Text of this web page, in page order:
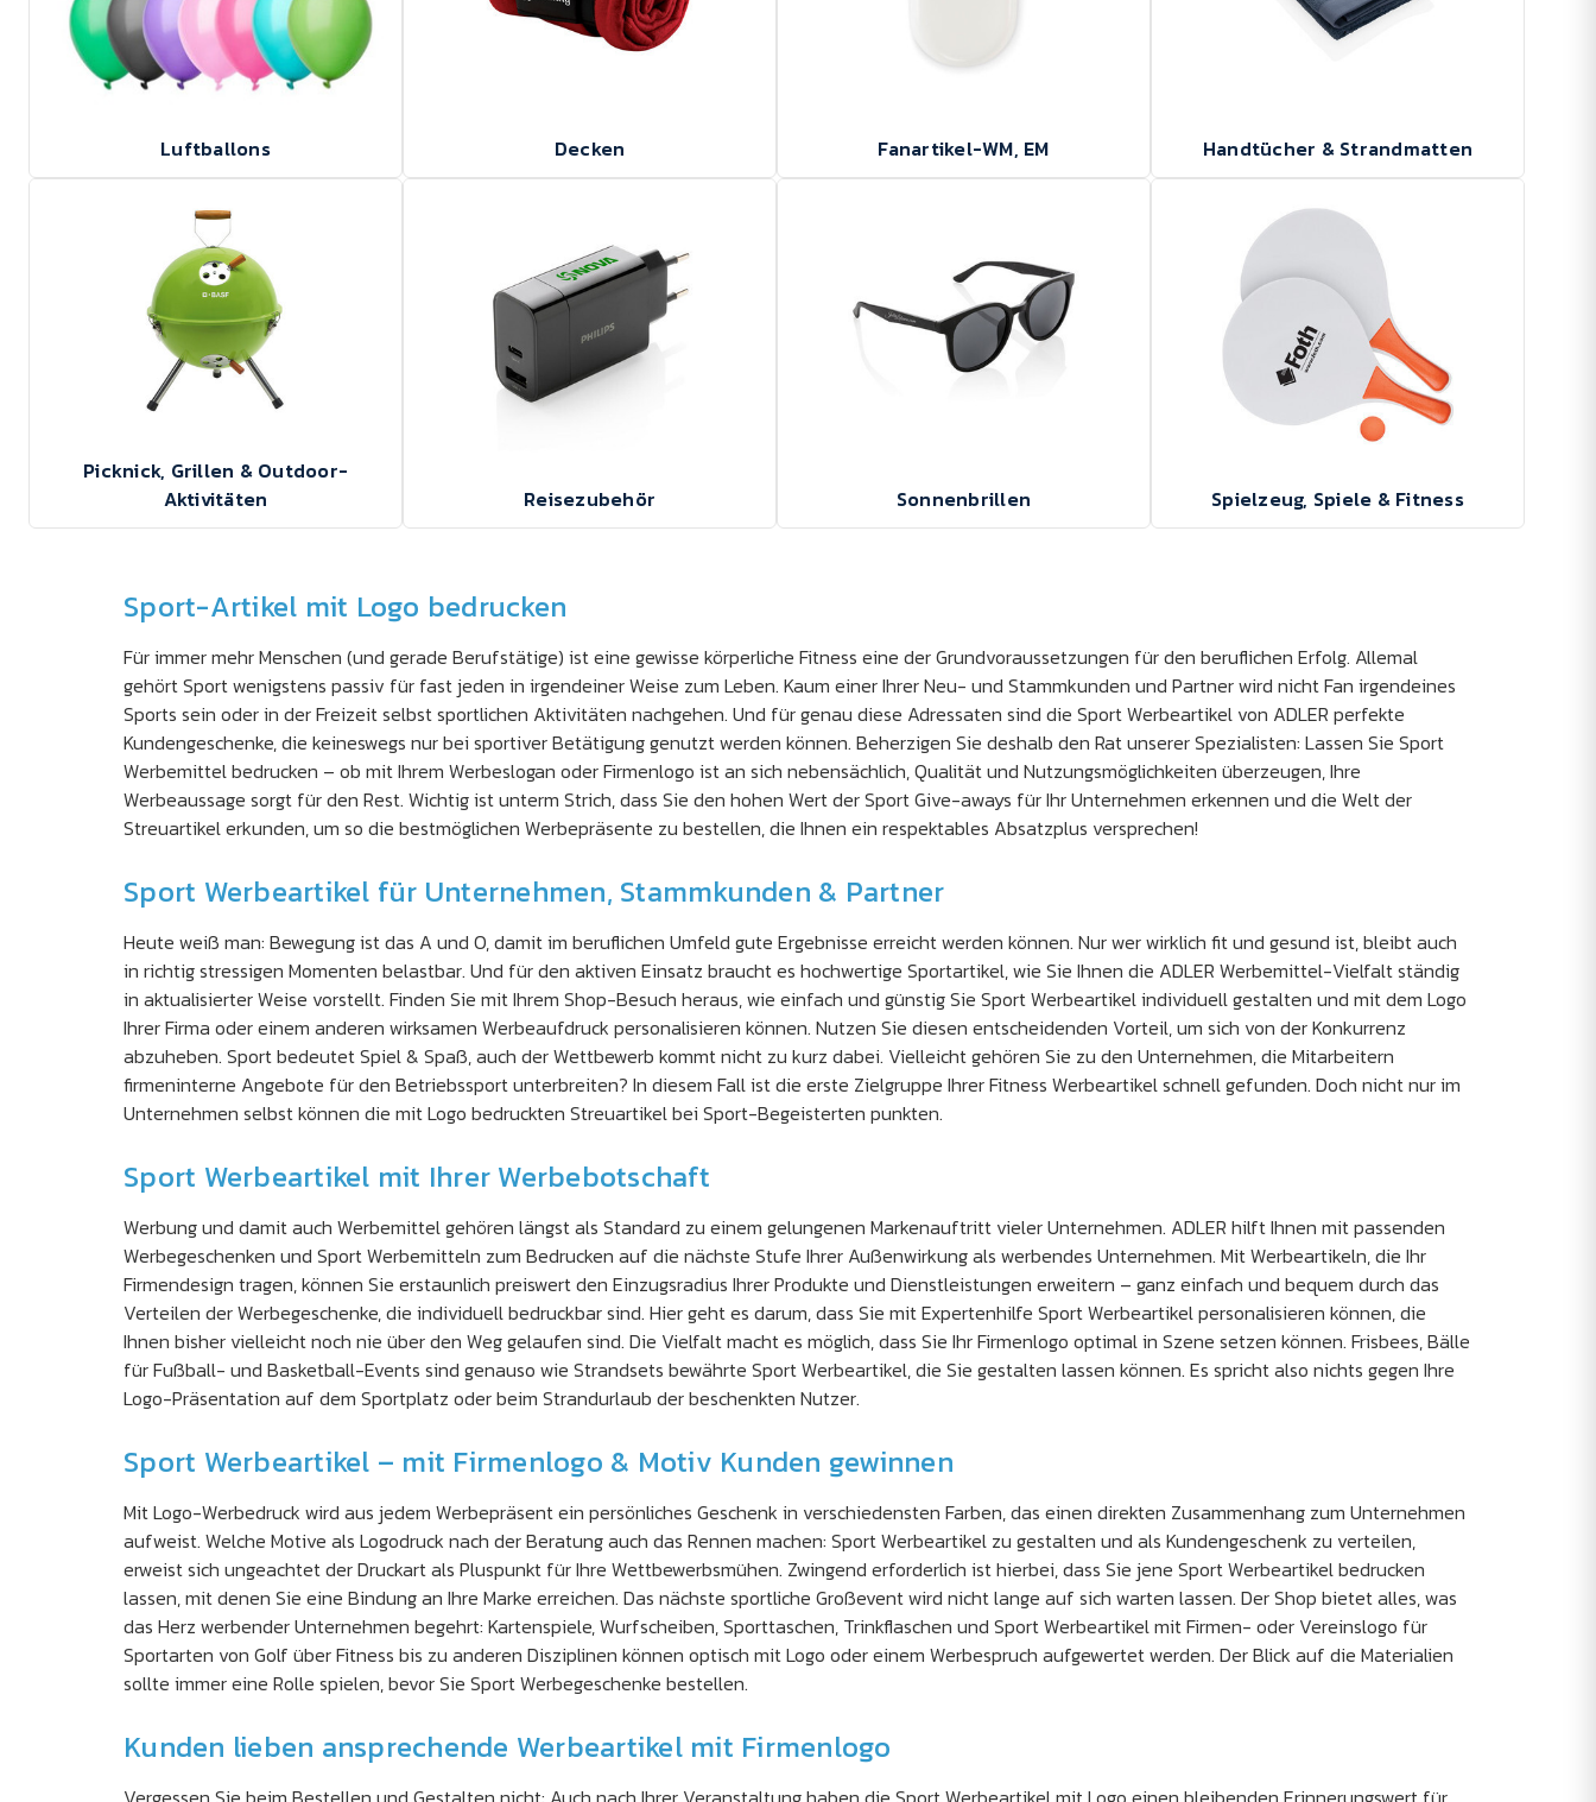
Luftballons Decken Fanartikel-WM, EM Handtücher & Strandmatten
Picknick, Grillen & Outdoor-
Aktivitäten
Reisezubehör Sonnenbrillen Spielzeug, Spiele & Fitness
Sport-Artikel mit Logo bedrucken
Für immer mehr Menschen (und gerade Berufstätige) ist eine gewisse körperliche Fitness eine der Grundvoraussetzungen für den beruflichen Erfolg. Allemal
gehört Sport wenigstens passiv für fast jeden in irgendeiner Weise zum Leben. Kaum einer Ihrer Neu- und Stammkunden und Partner wird nicht Fan irgendeines
Sports sein oder in der Freizeit selbst sportlichen Aktivitäten nachgehen. Und für genau diese Adressaten sind die Sport Werbeartikel von ADLER perfekte
Kundengeschenke, die keineswegs nur bei sportiver Betätigung genutzt werden können. Beherzigen Sie deshalb den Rat unserer Spezialisten: Lassen Sie Sport
Werbemittel bedrucken – ob mit Ihrem Werbeslogan oder Firmenlogo ist an sich nebensächlich, Qualität und Nutzungsmöglichkeiten überzeugen, Ihre
Werbeaussage sorgt für den Rest. Wichtig ist unterm Strich, dass Sie den hohen Wert der Sport Give-aways für Ihr Unternehmen erkennen und die Welt der
Streuartikel erkunden, um so die bestmöglichen Werbepräsente zu bestellen, die Ihnen ein respektables Absatzplus versprechen!
Sport Werbeartikel für Unternehmen, Stammkunden & Partner
Heute weiß man: Bewegung ist das A und O, damit im beruflichen Umfeld gute Ergebnisse erreicht werden können. Nur wer wirklich fit und gesund ist, bleibt auch
in richtig stressigen Momenten belastbar. Und für den aktiven Einsatz braucht es hochwertige Sportartikel, wie Sie Ihnen die ADLER Werbemittel-Vielfalt ständig
in aktualisierter Weise vorstellt. Finden Sie mit Ihrem Shop-Besuch heraus, wie einfach und günstig Sie Sport Werbeartikel individuell gestalten und mit dem Logo
Ihrer Firma oder einem anderen wirksamen Werbeaufdruck personalisieren können. Nutzen Sie diesen entscheidenden Vorteil, um sich von der Konkurrenz
abzuheben. Sport bedeutet Spiel & Spaß, auch der Wettbewerb kommt nicht zu kurz dabei. Vielleicht gehören Sie zu den Unternehmen, die Mitarbeitern
firmeninterne Angebote für den Betriebssport unterbreiten? In diesem Fall ist die erste Zielgruppe Ihrer Fitness Werbeartikel schnell gefunden. Doch nicht nur im
Unternehmen selbst können die mit Logo bedruckten Streuartikel bei Sport-Begeisterten punkten.
Sport Werbeartikel mit Ihrer Werbebotschaft
Werbung und damit auch Werbemittel gehören längst als Standard zu einem gelungenen Markenauftritt vieler Unternehmen. ADLER hilft Ihnen mit passenden
Werbegeschenken und Sport Werbemitteln zum Bedrucken auf die nächste Stufe Ihrer Außenwirkung als werbendes Unternehmen. Mit Werbeartikeln, die Ihr
Firmendesign tragen, können Sie erstaunlich preiswert den Einzugsradius Ihrer Produkte und Dienstleistungen erweitern – ganz einfach und bequem durch das
Verteilen der Werbegeschenke, die individuell bedruckbar sind. Hier geht es darum, dass Sie mit Expertenhilfe Sport Werbeartikel personalisieren können, die
Ihnen bisher vielleicht noch nie über den Weg gelaufen sind. Die Vielfalt macht es möglich, dass Sie Ihr Firmenlogo optimal in Szene setzen können. Frisbees, Bälle
für Fußball- und Basketball-Events sind genauso wie Strandsets bewährte Sport Werbeartikel, die Sie gestalten lassen können. Es spricht also nichts gegen Ihre
Logo-Präsentation auf dem Sportplatz oder beim Strandurlaub der beschenkten Nutzer.
Sport Werbeartikel – mit Firmenlogo & Motiv Kunden gewinnen
Mit Logo-Werbedruck wird aus jedem Werbepräsent ein persönliches Geschenk in verschiedensten Farben, das einen direkten Zusammenhang zum Unternehmen
aufweist. Welche Motive als Logodruck nach der Beratung auch das Rennen machen: Sport Werbeartikel zu gestalten und als Kundengeschenk zu verteilen,
erweist sich ungeachtet der Druckart als Pluspunkt für Ihre Wettbewerbsmühen. Zwingend erforderlich ist hierbei, dass Sie jene Sport Werbeartikel bedrucken
lassen, mit denen Sie eine Bindung an Ihre Marke erreichen. Das nächste sportliche Großevent wird nicht lange auf sich warten lassen. Der Shop bietet alles, was
das Herz werbender Unternehmen begehrt: Kartenspiele, Wurfscheiben, Sporttaschen, Trinkflaschen und Sport Werbeartikel mit Firmen- oder Vereinslogo für
Sportarten von Golf über Fitness bis zu anderen Disziplinen können optisch mit Logo oder einem Werbespruch aufgewertet werden. Der Blick auf die Materialien
sollte immer eine Rolle spielen, bevor Sie Sport Werbegeschenke bestellen.
Kunden lieben ansprechende Werbeartikel mit Firmenlogo